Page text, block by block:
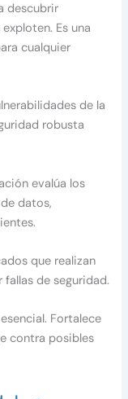
descubrir
Es una
cualquier
de la
robusta
evalúa los
datos,
que realizan
de seguridad.
Fortalece
contra posibles